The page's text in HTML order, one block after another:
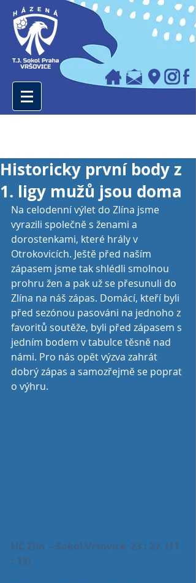
Historicky první body z
1. ligy mužů jsou doma
Na celodenní výlet do Zlína jsme
vyrazili společně s ženami a
dorostenkami, které hrály v
Otrokovicích. Ještě před naším
zápasem jsme tak shlédli smolnou
prohru žen a pak už se přesunuli do
Zlína na náš zápas. Domácí, kteří byli
před sezónou pasováni na jednoho z
favoritů soutěže, byli před zápasem s
jedním bodem v tabulce těsně nad
námi. Pro nás opět výzva zahrát
dobrý zápas a samozřejmě se poprat
o výhru.
HC Zlín  - Sokol Vršovice  23 : 27  (11
: 13)